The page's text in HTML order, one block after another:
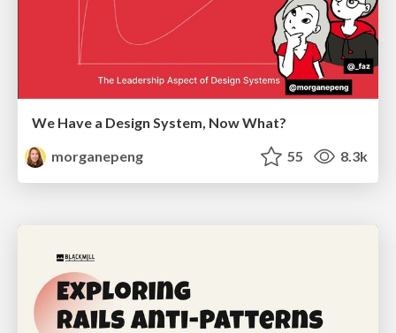
We Have a Design System, Now What?
morganepeng
55 8.3k